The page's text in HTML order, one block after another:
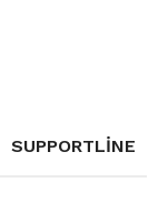
SUPPORTLINE